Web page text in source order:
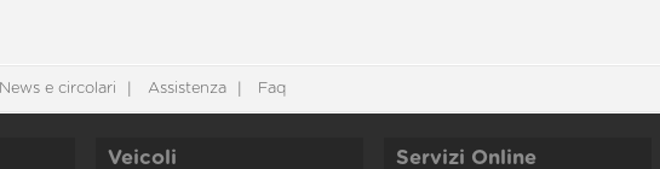
News e circolari Assistenza Faq
Veicoli Servizi Online